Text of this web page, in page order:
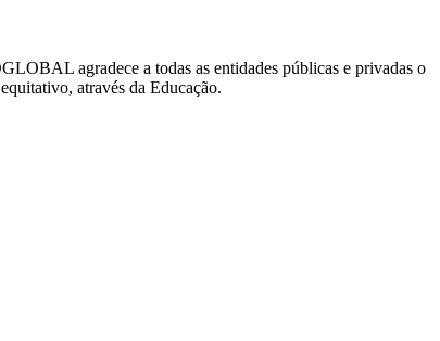
agradece a todas as entidades públicas e privadas o
através da Educação.